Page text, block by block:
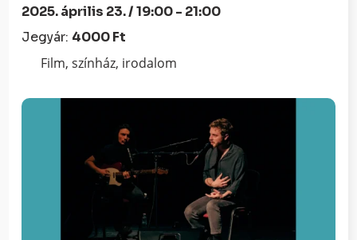
2025. április 23. / 19:00 - 21:00
Jegyár: 4000 Ft
Film, színház, irodalom